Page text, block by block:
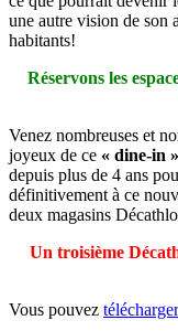
une autre vision de son
habitants!
Réservons les
Venez nombreuses et
joyeux de ce « dine-in
depuis plus de 4 ans
définitivement à ce
deux magasins
Un troisième
Vous pouvez